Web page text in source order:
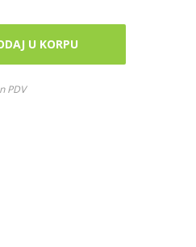
U KORPU
PDV